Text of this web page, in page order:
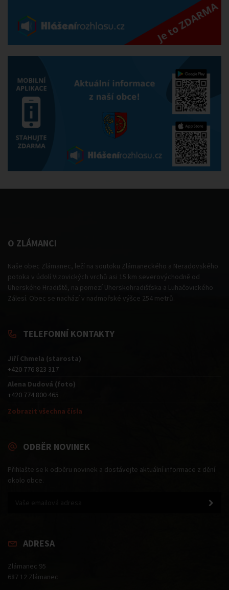
O ZLÁMANCI
Naše obec Zlámanec, leží na soutoku Zlámaneckého a Neradovského
potoka v údolí Vizovických vrchů asi 15 km severovýchodně od
Uherského Hradiště, na pomezí Uherskohradišťska a Luhačovického
Zálesí. Obec se nachází v nadmořské výšce 254 metrů.
TELEFONNÍ KONTAKTY
Jiří Chmela (starosta)
+420 776 823 317
Alena Dudová (foto)
+420 774 800 465
Zobrazit všechna čísla
ODBĚR NOVINEK
Přihlašte se k odběru novinek a dostávejte aktuální informace z dění
okolo obce.
ADRESA
Zlámanec 95
687 12 Zlámanec